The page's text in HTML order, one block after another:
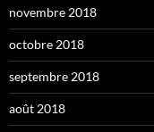
novembre 2018
octobre 2018
septembre 2018
août 2018